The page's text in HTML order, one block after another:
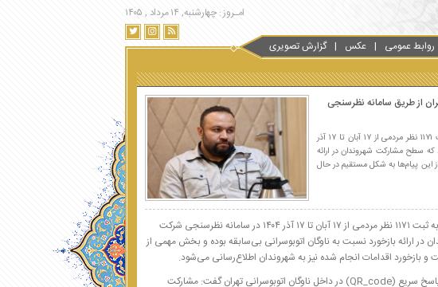
امـروز : چهارشنبه, ۱۴ مرداد , ۱۴۰۵
روابط عمومی عکس گزارش تصویری
از طریق سامانه نظرسنجی
مدیر روابط عمومی شرکت واحد اتوبوسرانی تهران با اشاره به ثبت ۱۱۷۱ نظر مردمی از ۱۷ آبان تا ۱۷ آذر
که سطح مشارکت شهروندان در ارائه
این پیام‌ها به شکل مستقیم در حال
مدیر روابط عمومی شرکت واحد اتوبوسرانی تهران با اشاره به ثبت ۱۱۷۱ نظر مردمی از ۱۷ آبان تا ۱۷ آذر ۱۴۰۴ در سامانه نظرسنجی شرکت
در ارائه بازخورد نسبت به ناوگان اتوبوسرانی بی‌سابقه بوده و بخش مهمی از
اقدامات انجام شده نیز به شهروندان اطلاع‌رسانی می‌شود.
با اشاره به گذشت سه ماه از نصب رمزینه پاسخ سریع (QR_code) در داخل ناوگان اتوبوسرانی تهران گفت: مشارکت